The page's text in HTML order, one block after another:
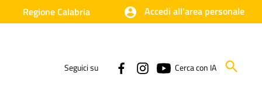
Regione Calabria Accedi all'area personale
Seguici su Cerca con IA